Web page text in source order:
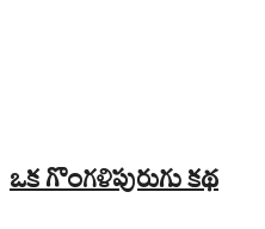
ఒక గొంగళిపురుగు కథ